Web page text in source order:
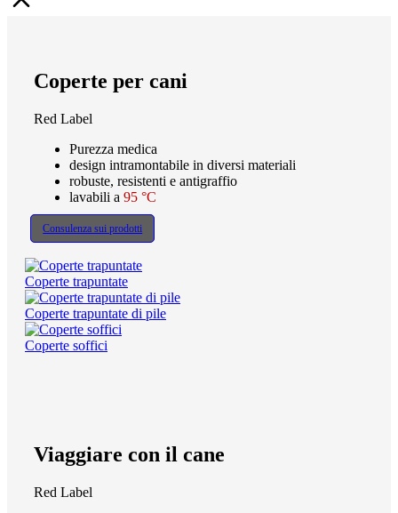
Coperte per cani
Red Label
Purezza medica
design intramontabile in diversi materiali
robuste, resistenti e antigraffio
lavabili a 95 °C
Consulenza sui prodotti
Coperte trapuntate
Coperte trapuntate di pile
Coperte soffici
Viaggiare con il cane
Red Label